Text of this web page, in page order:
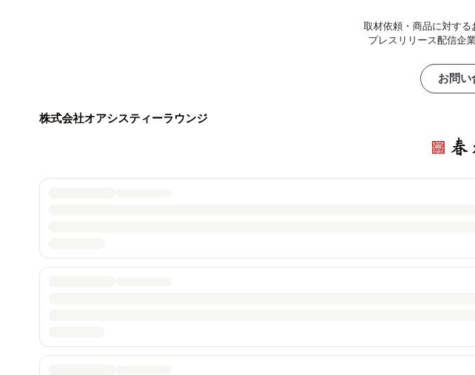
取材依頼・商品に対する
プレスリリース配信企
お問い
株式会社オアシスティーラウンジ